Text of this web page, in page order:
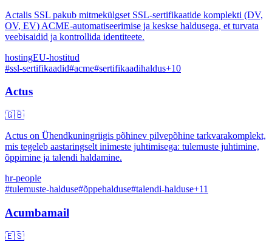
Actalis SSL pakub mitmekülgset SSL-sertifikaatide komplekti (DV,
OV, EV) ACME-automatiseerimise ja keskse haldusega, et turvata
veebisaidid ja kontrollida identiteete.
hostingEU-hostitud
#ssl-sertifikaadid#acme#sertifikaadihaldus+10
Actus
🇬🇧
Actus on Ühendkuningriigis põhinev pilvepõhine tarkvarakomplekt,
mis tegeleb aastaringselt inimeste juhtimisega: tulemuste juhtimine,
õppimine ja talendi haldamine.
hr-people
#tulemuste-halduse#õppehalduse#talendi-halduse+11
Acumbamail
🇪🇸